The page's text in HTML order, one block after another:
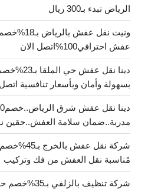
الرياض تبدء بـ300 ريال
ونيت نقل
عفش احترافي100%اتصل الان
دينا نقل
بسهولة وأمان وبأسعار تنافسية
مدربة..ضمان سلامة
شركة نقل
مُناسبة نقل العفش من فك وتركيب
شركة تنظيف